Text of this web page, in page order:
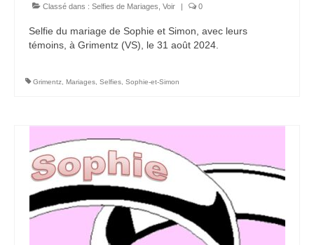
Films, Vidéos, Selfies
Selfies de Mariages
Vidéos Bibliques
Autres Vidéos
Apprendre
Conférences, Retraites
Classé dans : Selfies de Mariages Voir | 0
Selfie du mariage de Sophie et Simon, avec leurs
témoins, à Grimentz (VS), le 31 août 2024.
Grimentz Mariages Selfies Sophie-et-Simon